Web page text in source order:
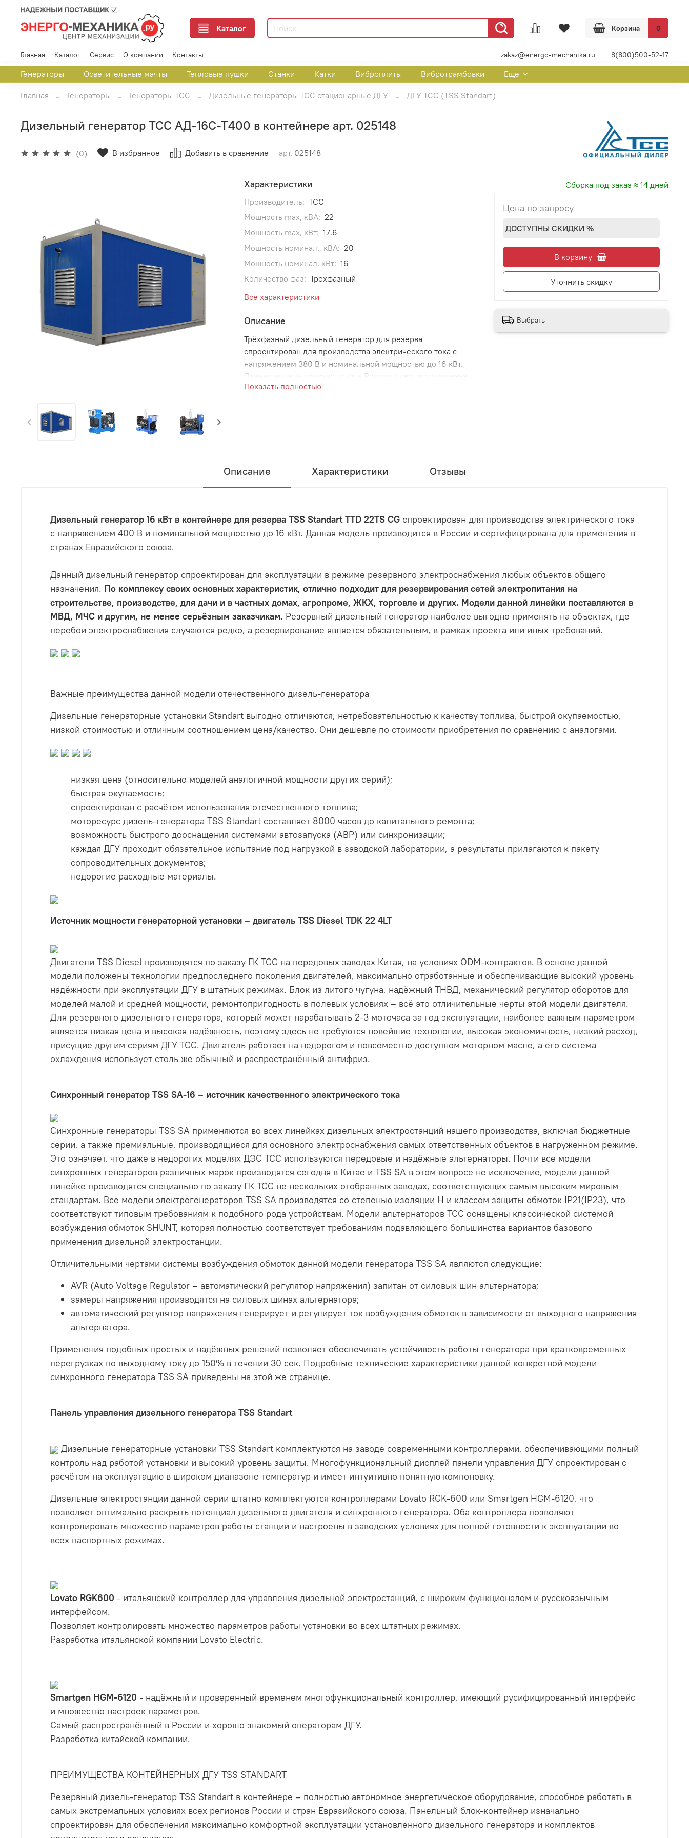
Каталог Корзина 0
Главная Каталог Сервис О компании Контакты zakaz@energo-mechanika.ru 8(800)500-52-17
Генераторы Осветительные мачты Тепловые пушки Станки Катки Виброплиты Вибротрамбовки Еще
Главная Генераторы Генераторы ТСС Дизельные генераторы ТСС стационарные ДГУ ДГУ ТСС (TSS Standart)
Дизельный генератор ТСС АД-16С-Т400 в контейнере арт. 025148
(0) В избранное Добавить в сравнение арт. 025148
Характеристики
Производитель: ТСС
Мощность max, кВА: 22
Мощность max, кВт: 17.6
Мощность номинал., кВА: 20
Мощность номинал, кВт: 16
Количество фаз: Трехфазный
Все характеристики
Описание
Трёхфазный дизельный генератор для резерва
спроектирован для производства электрического тока с
напряжением 380 В и номинальной мощностью до 16 кВт.
Данная модель производится в России и сертифицирована
для применения в странах Евразийского союза.
Показать полностью
Сборка под заказ ≈ 14 дней
Цена по запросу
ДОСТУПНЫ СКИДКИ %
В корзину
Уточнить скидку
Выбрать
Описание Характеристики Отзывы
Дизельный генератор 16 кВт в контейнере для резерва TSS Standart TTD 22TS CG спроектирован для производства электрического тока
с напряжением 400 В и номинальной мощностью до 16 кВт. Данная модель производится в России и сертифицирована для применения в
странах Евразийского союза.
Данный дизельный генератор спроектирован для эксплуатации в режиме резервного электроснабжения любых объектов общего
назначения. По комплексу своих основных характеристик, отлично подходит для резервирования сетей электропитания на
строительстве, производстве, для дачи и в частных домах, агропроме, ЖКХ, торговле и других. Модели данной линейки поставляются в
МВД, МЧС и другим, не менее серьёзным заказчикам. Резервный дизельный генератор наиболее выгодно применять на объектах, где
перебои электроснабжения случаются редко, а резервирование является обязательным, в рамках проекта или иных требований.
Важные преимущества данной модели отечественного дизель-генератора
Дизельные генераторные установки Standart выгодно отличаются, нетребовательностью к качеству топлива, быстрой окупаемостью,
низкой стоимостью и отличным соотношением цена/качество. Они дешевле по стоимости приобретения по сравнению с аналогами.
низкая цена (относительно моделей аналогичной мощности других серий);
быстрая окупаемость;
спроектирован с расчётом использования отечественного топлива;
моторесурс дизель-генератора TSS Standart составляет 8000 часов до капитального ремонта;
возможность быстрого дооснащения системами автозапуска (АВР) или синхронизации;
каждая ДГУ проходит обязательное испытание под нагрузкой в заводской лаборатории, а результаты прилагаются к пакету
сопроводительных документов;
недорогие расходные материалы.
Источник мощности генераторной установки – двигатель TSS Diesel TDК 22 4LT
Двигатели TSS Diesel производятся по заказу ГК ТСС на передовых заводах Китая, на условиях ODM-контрактов. В основе данной
модели положены технологии предпоследнего поколения двигателей, максимально отработанные и обеспечивающие высокий уровень
надёжности при эксплуатации ДГУ в штатных режимах. Блок из литого чугуна, надёжный ТНВД, механический регулятор оборотов для
моделей малой и средней мощности, ремонтопригодность в полевых условиях – всё это отличительные черты этой модели двигателя.
Для резервного дизельного генератора, который может нарабатывать 2-3 моточаса за год эксплуатации, наиболее важным параметром
является низкая цена и высокая надёжность, поэтому здесь не требуются новейшие технологии, высокая экономичность, низкий расход,
присущие другим сериям ДГУ ТСС. Двигатель работает на недорогом и повсеместно доступном моторном масле, а его система
охлаждения использует столь же обычный и распространённый антифриз.
Синхронный генератор TSS SA-16 – источник качественного электрического тока
Синхронные генераторы TSS SA применяются во всех линейках дизельных электростанций нашего производства, включая бюджетные
серии, а также премиальные, производящиеся для основного электроснабжения самых ответственных объектов в нагруженном режиме.
Это означает, что даже в недорогих моделях ДЭС ТСС используются передовые и надёжные альтернаторы. Почти все модели
синхронных генераторов различных марок производятся сегодня в Китае и TSS SA в этом вопросе не исключение, модели данной
линейке производятся специально по заказу ГК ТСС не нескольких отобранных заводах, соответствующих самым высоким мировым
стандартам. Все модели электрогенераторов TSS SA производятся со степенью изоляции H и классом защиты обмоток IP21(IP23), что
соответствуют типовым требованиям к подобного рода устройствам. Модели альтернаторов ТСС оснащены классической системой
возбуждения обмоток SHUNT, которая полностью соответствует требованиям подавляющего большинства вариантов базового
применения дизельной электростанции.
Отличительными чертами системы возбуждения обмоток данной модели генератора TSS SA являются следующие:
AVR (Auto Voltage Regulator – автоматический регулятор напряжения) запитан от силовых шин альтернатора;
замеры напряжения производятся на силовых шинах альтернатора;
автоматический регулятор напряжения генерирует и регулирует ток возбуждения обмоток в зависимости от выходного напряжения
альтернатора.
Применения подобных простых и надёжных решений позволяет обеспечивать устойчивость работы генератора при кратковременных
перегрузках по выходному току до 150% в течении 30 сек. Подробные технические характеристики данной конкретной модели
синхронного генератора TSS SA приведены на этой же странице.
Панель управления дизельного генератора TSS Standart
Дизельные генераторные установки TSS Standart комплектуются на заводе современными контроллерами, обеспечивающими полный
контроль над работой установки и высокий уровень защиты. Многофункциональный дисплей панели управления ДГУ спроектирован с
расчётом на эксплуатацию в широком диапазоне температур и имеет интуитивно понятную компоновку.
Дизельные электростанции данной серии штатно комплектуются контроллерами Lovato RGK-600 или Smartgen HGM-6120, что
позволяет оптимально раскрыть потенциал дизельного двигателя и синхронного генератора. Оба контроллера позволяют
контролировать множество параметров работы станции и настроены в заводских условиях для полной готовности к эксплуатации во
всех паспортных режимах.
Lovato RGK600 - итальянский контроллер для управления дизельной электростанций, с широким функционалом и русскоязычным
интерфейсом.
Позволяет контролировать множество параметров работы установки во всех штатных режимах.
Разработка итальянской компании Lovato Electric.
Smartgen HGM-6120 - надёжный и проверенный временем многофункциональный контроллер, имеющий русифицированный интерфейс
и множество настроек параметров.
Самый распространённый в России и хорошо знакомый операторам ДГУ.
Разработка китайской компании.
ПРЕИМУЩЕСТВА КОНТЕЙНЕРНЫХ ДГУ TSS STANDART
Резервный дизель-генератор TSS Standart в контейнере – полностью автономное энергетическое оборудование, способное работать в
самых экстремальных условиях всех регионов России и стран Евразийского союза. Панельный блок-контейнер изначально
спроектирован для обеспечения максимально комфортной эксплуатации установленного дизельного генератора и комплектов